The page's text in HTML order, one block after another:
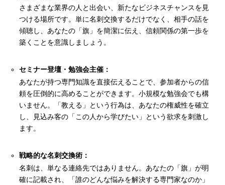
さまざまな業界の人と出会い、新たなビジネスチャンスを見
つける場所です。単に名刺交換するだけでなく、相手の話を
傾聴し、あなたの「旗」を簡潔に伝え、信頼関係の第一歩を
築くことを意識しましょう。
セミナー登壇・勉強会主催：
あなたが持つ専門知識を直接伝えることで、参加者からの信
頼を圧倒的に高めることができます。小規模な勉強会でも構
いません。「教える」という行為は、あなたの権威性を確立
し、見込み客の「この人から学びたい」という欲求を刺激し
ます。
戦略的な名刺交換術：
名刺は、単なる連絡先ではありません。あなたの「旗」が明
確に記載され、「誰のどんな悩みを解決する専門家なのか」